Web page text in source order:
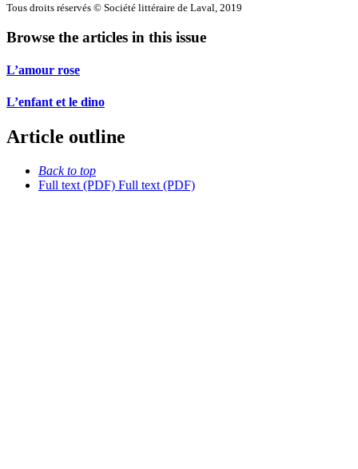
Tous droits réservés © Société littéraire de Laval, 2019
Browse the articles in this issue
L’amour rose
L’enfant et le dino
Article outline
Back to top
Full text (PDF) Full text (PDF)